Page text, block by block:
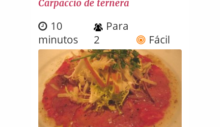
Carpaccio de ternera
10
minutos
Para
2
Fácil